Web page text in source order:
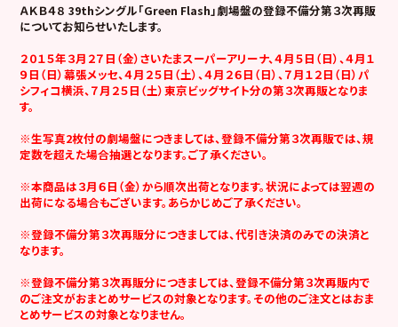
ＡＫＢ４８ 39thシングル「Green Flash」劇場盤の登録不備分第３次再販
についてお知らせいたします。
２０１５年３月２７日（金）さいたまスーパーアリーナ、４月５日（日）、４月１
９日（日）幕張メッセ、４月２５日（土）、４月２６日（日）、７月１２日（日）パ
シフィコ横浜、７月２５日（土）東京ビッグサイト分の第３次再販となりま
す。
※生写真2枚付の劇場盤につきましては、登録不備分第３次再販では、規
定数を超えた場合抽選となります。ご了承ください。
※本商品は３月６日（金）から順次出荷となります。状況によっては翌週の
出荷になる場合もございます。あらかじめご了承ください。
※登録不備分第３次再販分につきましては、代引き決済のみでの決済と
なります。
※登録不備分第３次再販分につきましては、登録不備分第３次再販内で
のご注文がおまとめサービスの対象となります。その他のご注文とはおま
とめサービスの対象となりません。